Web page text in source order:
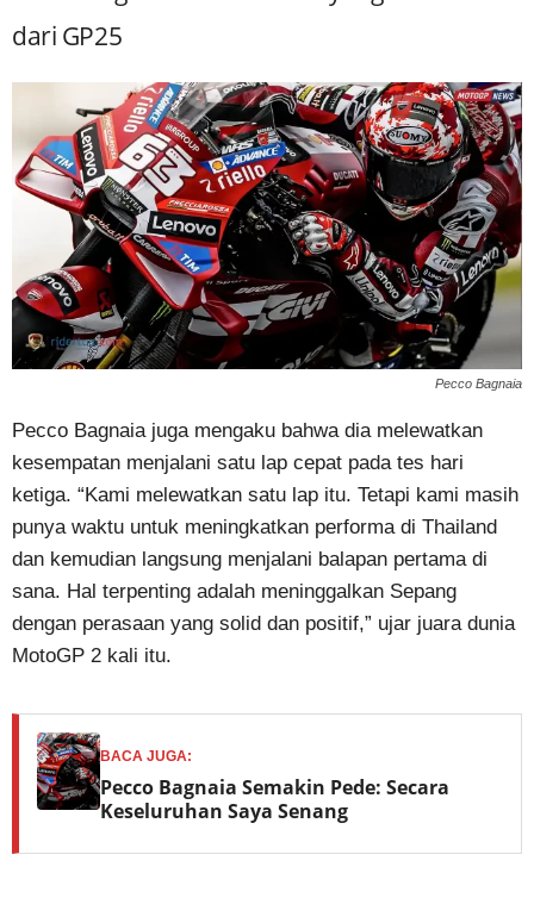
dari GP25
Pecco Bagnaia
Pecco Bagnaia juga mengaku bahwa dia melewatkan
kesempatan menjalani satu lap cepat pada tes hari
ketiga. “Kami melewatkan satu lap itu. Tetapi kami masih
punya waktu untuk meningkatkan performa di Thailand
dan kemudian langsung menjalani balapan pertama di
sana. Hal terpenting adalah meninggalkan Sepang
dengan perasaan yang solid dan positif,” ujar juara dunia
MotoGP 2 kali itu.
BACA JUGA:
Pecco Bagnaia Semakin Pede: Secara
Keseluruhan Saya Senang